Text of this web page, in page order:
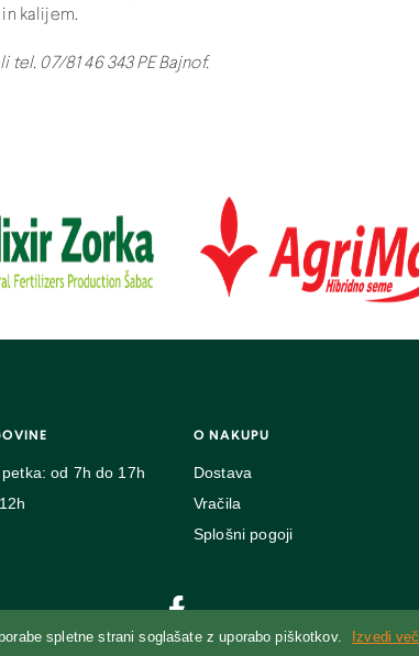
kalijem.
tel. 07/81 46 343 PE Bajnof.
od 7h do 17h
O NAKUPU
Dostava
Vračila
Splošni pogoji
spletne strani soglašate z uporabo piškotkov. Izvedi več